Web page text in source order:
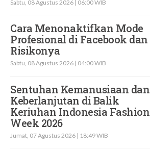
Sabtu, 08 Agustus 2026 | 06:00 WIB
Cara Menonaktifkan Mode
Profesional di Facebook dan
Risikonya
Sabtu, 08 Agustus 2026 | 04:00 WIB
Sentuhan Kemanusiaan dan
Keberlanjutan di Balik
Keriuhan Indonesia Fashion
Week 2026
Jumat, 07 Agustus 2026 | 18:49 WIB